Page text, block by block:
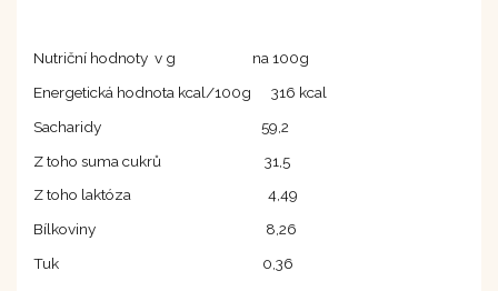
Nutriční hodnoty v g na 100g
Energetická hodnota kcal/100g 316 kcal
Sacharidy 59,2
Z toho suma cukrů 31,5
Z toho laktóza 4,49
Bílkoviny 8,26
Tuk 0,36